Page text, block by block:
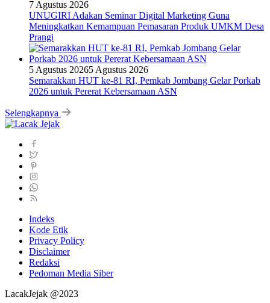
7 Agustus 2026
UNUGIRI Adakan Seminar Digital Marketing Guna
Meningkatkan Kemampuan Pemasaran Produk UMKM Desa
Prangi
5 Agustus 20265 Agustus 2026
Semarakkan HUT ke-81 RI, Pemkab Jombang Gelar Porkab
2026 untuk Pererat Kebersamaan ASN
Selengkapnya
Indeks
Kode Etik
Privacy Policy
Disclaimer
Redaksi
Pedoman Media Siber
LacakJejak @2023